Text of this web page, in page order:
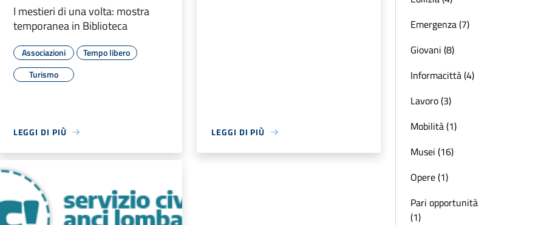
I mestieri di una volta: mostra
temporanea in Biblioteca
Associazioni
Tempo libero
Turismo
LEGGI DI PIÙ LEGGI DI PIÙ
Emergenza (7)
Giovani (8)
Informacittà (4)
Lavoro (3)
Mobilità (1)
Musei (16)
Opere (1)
Pari opportunità
(1)